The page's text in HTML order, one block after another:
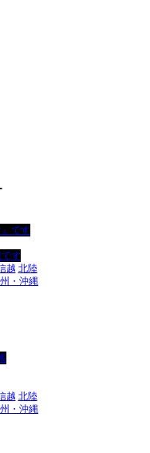
越 北陸
・沖縄
越 北陸
・沖縄